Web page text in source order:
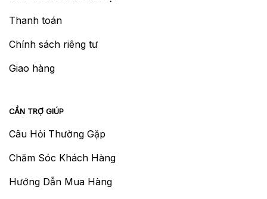
Thanh toán
Chính sách riêng tư
Giao hàng
CẦN TRỢ GIÚP
Câu Hỏi Thường Gặp
Chăm Sóc Khách Hàng
Hướng Dẫn Mua Hàng